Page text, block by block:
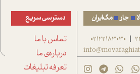
جار مگ‌ایران
|
02122183030
دسترسی سریع
تماس با ما
درباره‌ی ما
تعرفه تبلیغات